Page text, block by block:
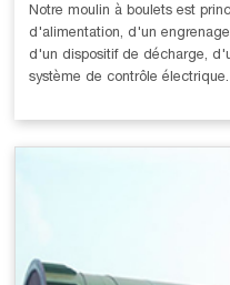
Notre moulin à boulets est
d'alimentation, d'un
d'un dispositif de décharge,
système de contrôle électrique.